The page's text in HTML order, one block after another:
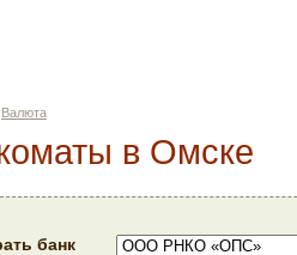
Валюта
в Омске
банк